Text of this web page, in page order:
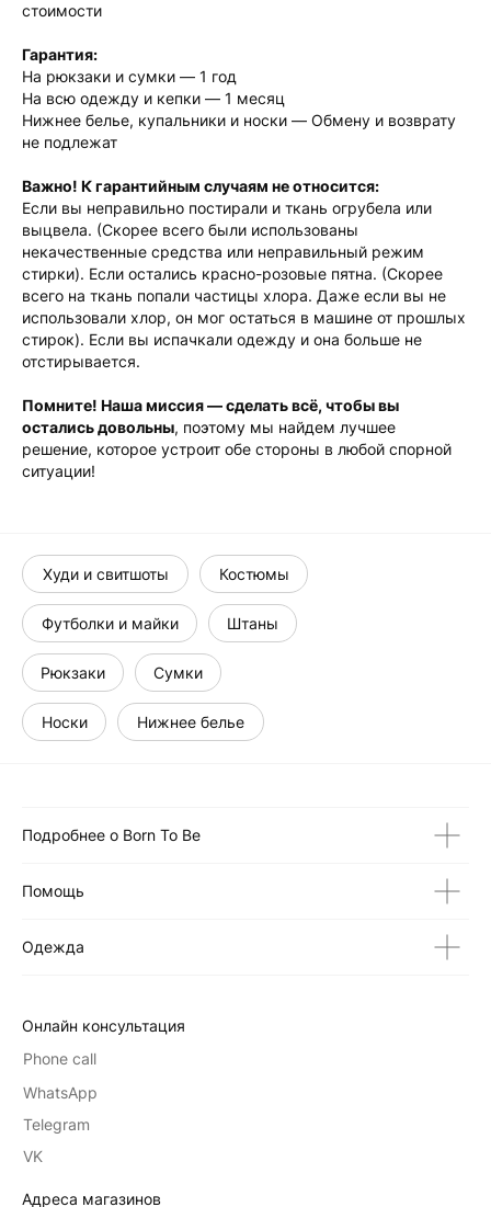
стоимости
Гарантия:
На рюкзаки и сумки — 1 год
На всю одежду и кепки — 1 месяц
Нижнее белье, купальники и носки — Обмену и возврату
не подлежат
Важно! К гарантийным случаям не относится:
Если вы неправильно постирали и ткань огрубела или
выцвела. (Скорее всего были использованы
некачественные средства или неправильный режим
стирки). Если остались красно-розовые пятна. (Скорее
всего на ткань попали частицы хлора. Даже если вы не
использовали хлор, он мог остаться в машине от прошлых
стирок). Если вы испачкали одежду и она больше не
отстирывается.
Помните! Наша миссия — сделать всё, чтобы вы
остались довольны, поэтому мы найдем лучшее
решение, которое устроит обе стороны в любой спорной
ситуации!
Худи и свитшоты
Футболки и майки Штаны
Костюмы
Рюкзаки Сумки
Носки Нижнее белье
Подробнее о Born To Be
Помощь
Одежда
Онлайн консультация
Адреса магазинов
WhatsApp
Telegram
VK
Phone call